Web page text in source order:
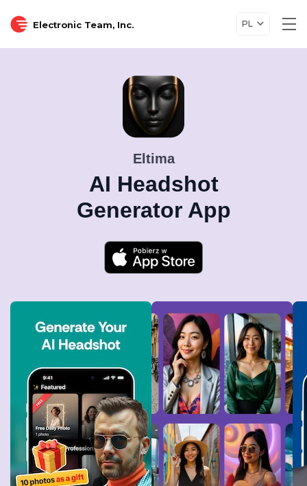
Electronic Team, Inc. PL
Eltima
AI Headshot
Generator App